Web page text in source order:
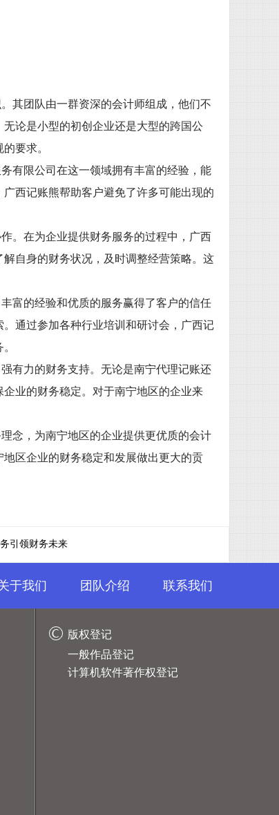
其团队由一群资深的会计师组成，他们不
论是小型的初创企业还是大型的跨国公
要求。
有限公司在这一领域拥有丰富的经验，能
西记账熊帮助客户避免了许多可能出现的
。在为企业提供财务服务的过程中，广西
自身的财务状况，及时调整经营策略。这
富的经验和优质的服务赢得了客户的信任
通过参加各种行业培训和研讨会，广西记
有力的财务支持。无论是南宁代理记账还
业的财务稳定。对于南宁地区的企业来
念，为南宁地区的企业提供更优质的会计
区企业的财务稳定和发展做出更大的贡
引领财务未来
于我们 团队介绍 联系我们
版权登记
一般作品登记
计算机软件著作权登记